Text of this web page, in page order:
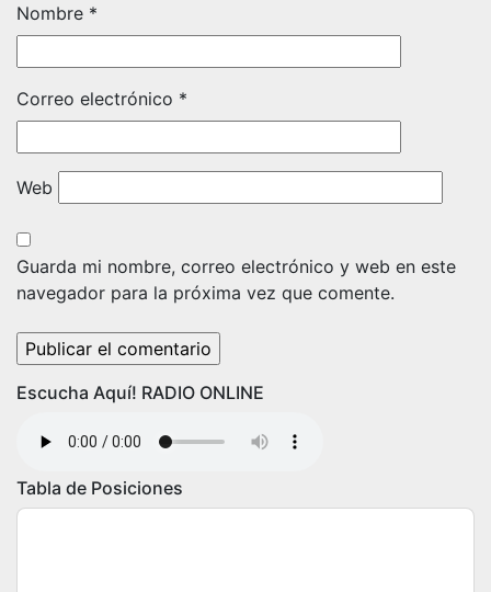
Nombre *
Correo electrónico *
Web
Guarda mi nombre, correo electrónico y web en este
navegador para la próxima vez que comente.
Escucha Aquí! RADIO ONLINE
Tabla de Posiciones